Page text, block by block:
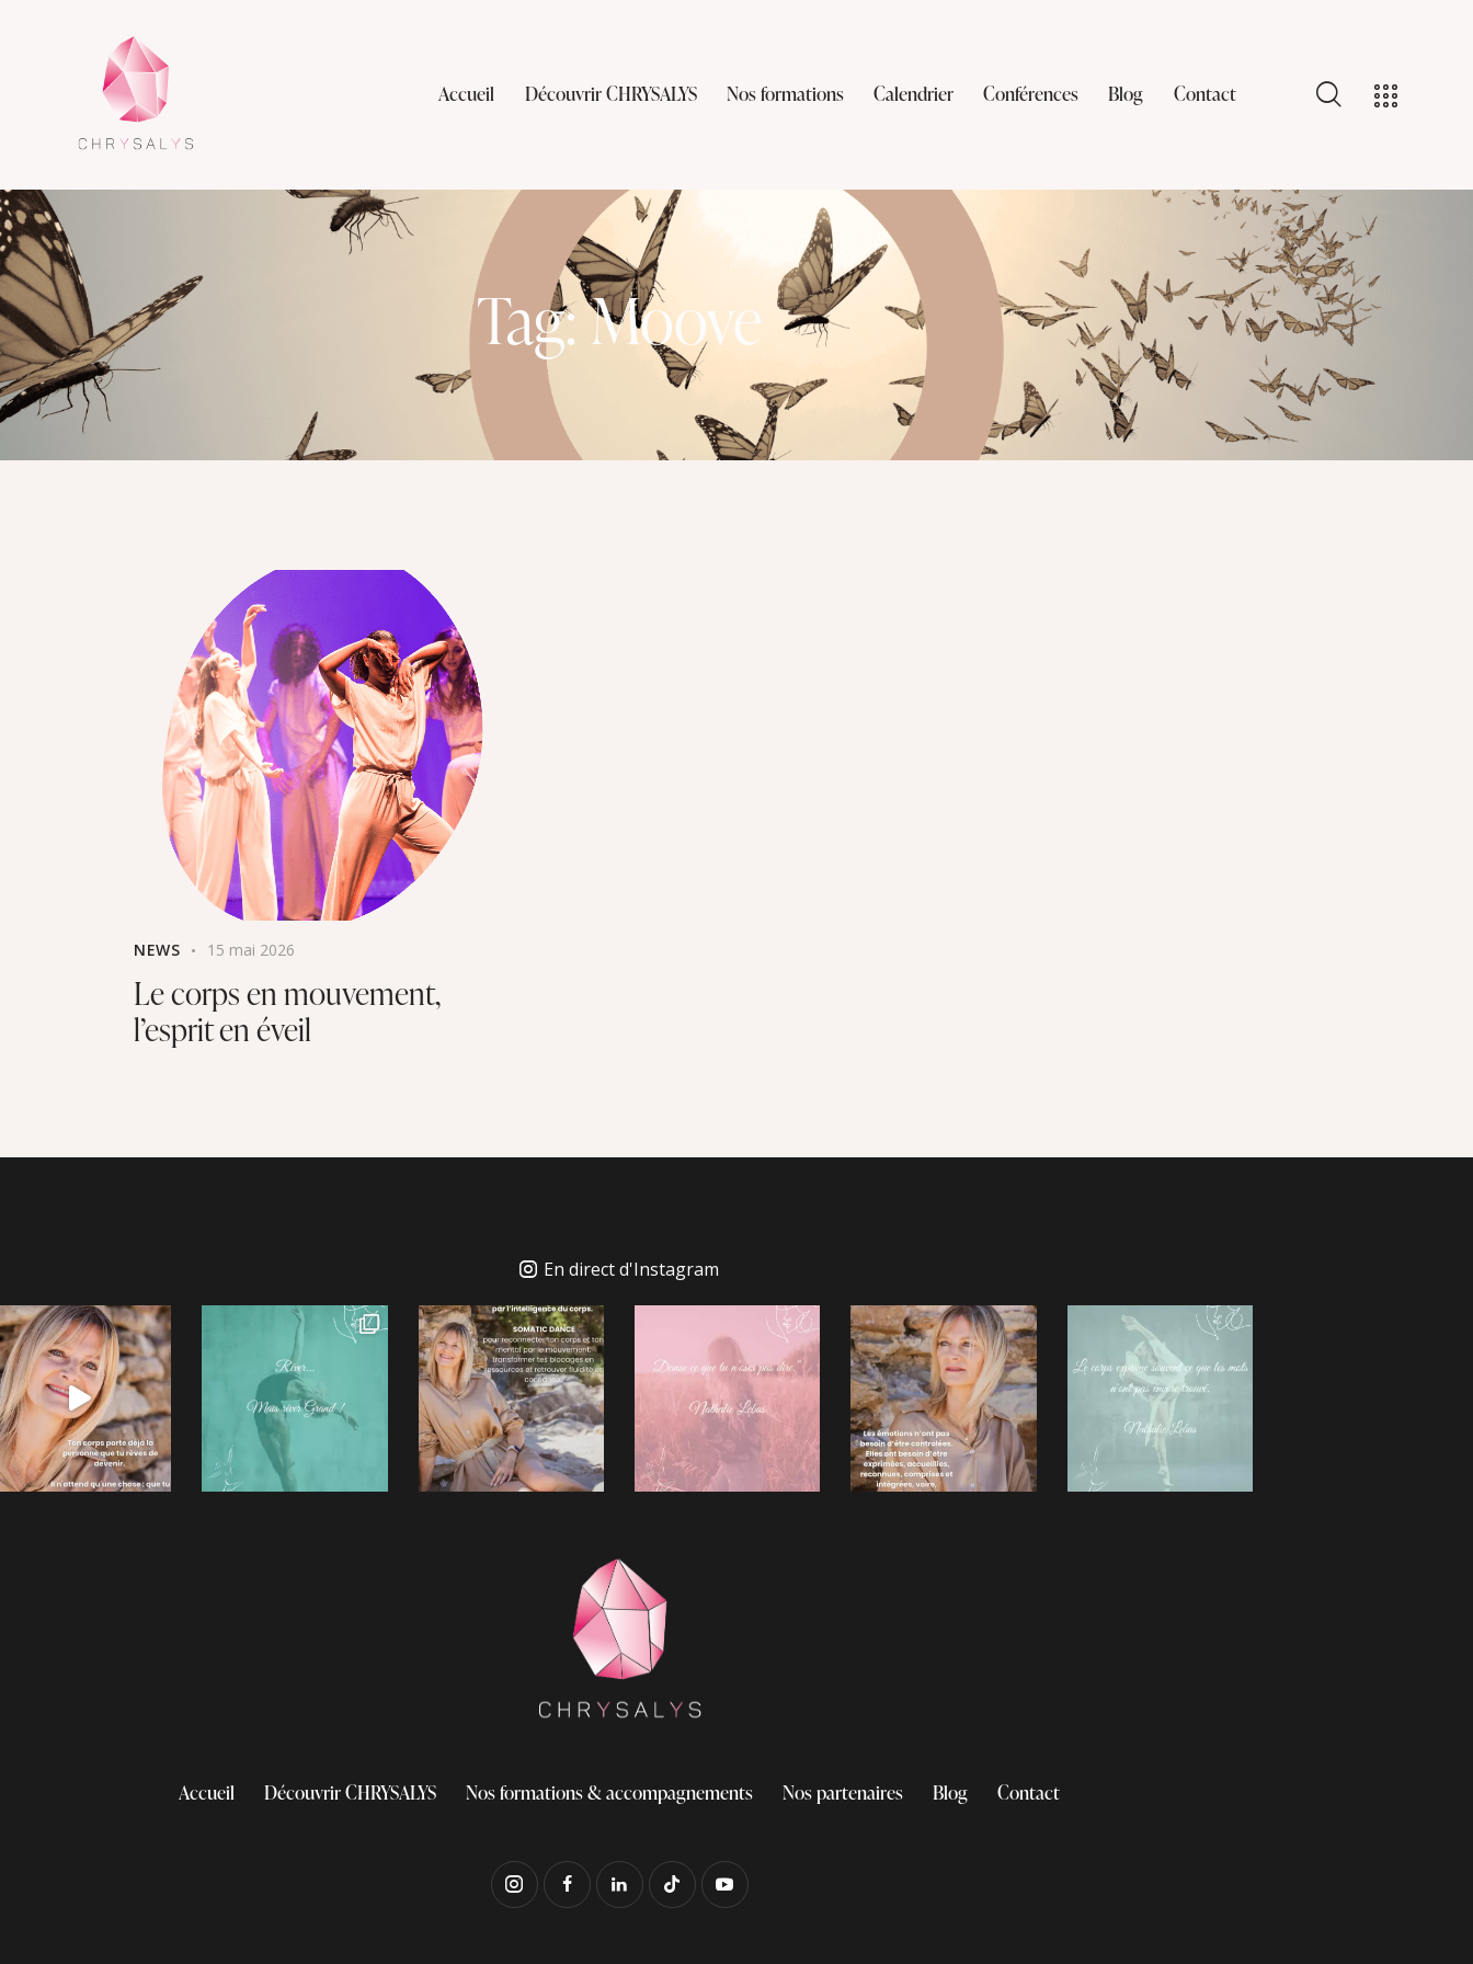
Accueil Découvrir CHRYSALYS Nos formations Calendrier Conférences Blog Contact
Tag: Moove
NEWS 15 mai 2026
Le corps en mouvement,
l’esprit en éveil
En direct d'Instagram
Accueil Découvrir CHRYSALYS Nos formations & accompagnements Nos partenaires Blog Contact